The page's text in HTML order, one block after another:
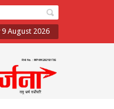
9 August 2026